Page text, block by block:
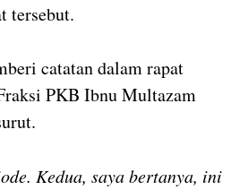
tersebut.
catatan dalam rapat
PKB Ibnu Multazam
Kedua, saya bertanya, ini